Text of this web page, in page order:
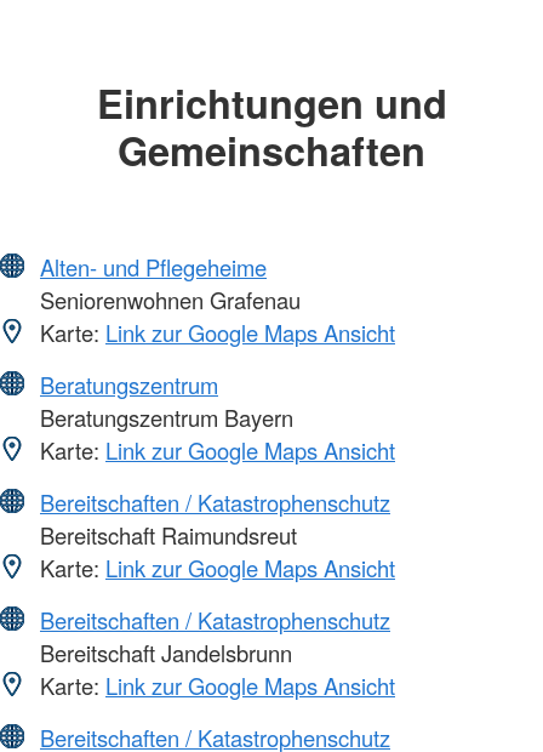
Einrichtungen und
Gemeinschaften
Alten- und Pflegeheime
Seniorenwohnen Grafenau
Karte: Link zur Google Maps Ansicht
Beratungszentrum
Beratungszentrum Bayern
Karte: Link zur Google Maps Ansicht
Bereitschaften / Katastrophenschutz
Bereitschaft Raimundsreut
Karte: Link zur Google Maps Ansicht
Bereitschaften / Katastrophenschutz
Bereitschaft Jandelsbrunn
Karte: Link zur Google Maps Ansicht
Bereitschaften / Katastrophenschutz